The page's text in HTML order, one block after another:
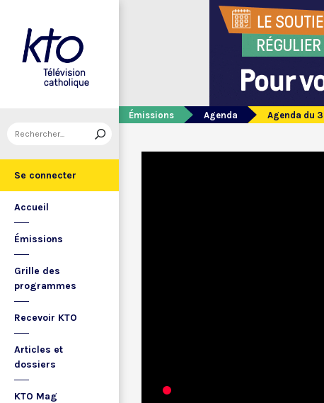
Se connecter
Accueil
Émissions
Grille des
programmes
Recevoir KTO
Articles et
dossiers
KTO Mag
Émissions Agenda Agenda du